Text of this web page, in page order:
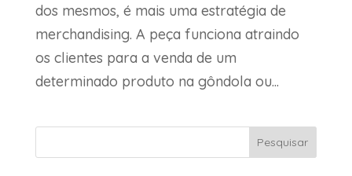
dos mesmos, é mais uma estratégia de
merchandising. A peça funciona atraindo
os clientes para a venda de um
determinado produto na gôndola ou...
Pesquisar